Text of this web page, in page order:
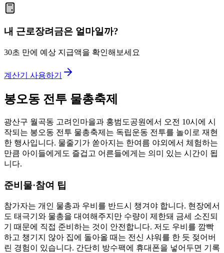
내 근로장려금은 얼마일까?
30초 만에 예상 지급액을 확인해보세요
계산기 사용하기
봉오동 전투 물총축제
광산구 월곡동 고려인마을과 홍범도공원에서 오전 10시에 시
작되는 봉오동 전투 물총축제는 독립운동 전투를 놀이로 재현
한 행사입니다. 물줄기가 쏟아지는 한여름 야외에서 체험하는
만큼 아이들에게도 즐겁고 어른들에게는 의미 있는 시간이 됩
니다.
준비물·참여 팁
참가자는 개인 물총과 우비를 반드시 챙겨야 합니다. 현장에서
도 태극기와 물총을 대여해주지만 수량이 제한돼 금세 소진되
기 때문에 직접 준비하는 것이 안전합니다. 저도 우비를 깜빡
하고 챙기지 않아 집에 돌아올 때는 전신 샤워를 한 듯 젖어버
린 경험이 있습니다. 간단히 방수팩에 휴대폰을 넣어두면 기록